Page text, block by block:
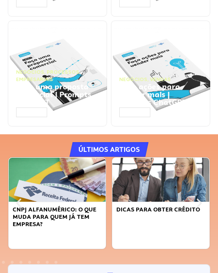
NEGÓCIOS, PROCESSOS
EMPRESARIAIS
Faça uma proposta
comercial | Prompts
ChatGPT
NEGÓCIOS, VENDAS
Faça ações para
vender mais |
Prompts ChatGPT
ÚLTIMOS ARTIGOS
CNPJ ALFANUMÉRICO: O QUE
MUDA PARA QUEM JÁ TEM
EMPRESA?
DICAS PARA OBTER CRÉDITO